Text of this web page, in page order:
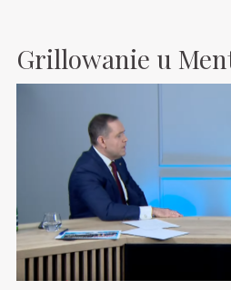
Grillowanie u